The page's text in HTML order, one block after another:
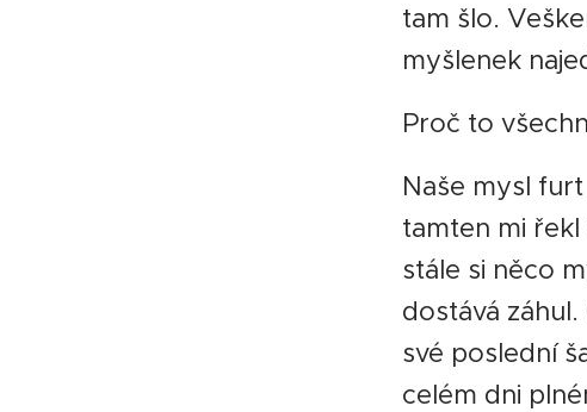
tam šlo.
myšlenek
Proč to
Naše mysl
tamten mi
stále si něco
dostává
své poslední
celém dni